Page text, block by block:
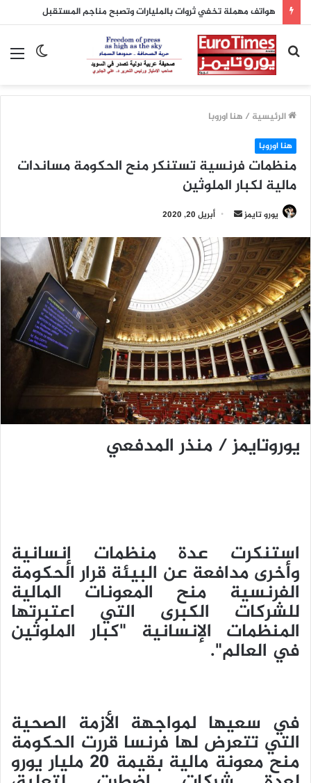
الوضع
بحث
عن
الرئيسية / هنا اوروبا
هنا اوروبا
منظمات فرنسية تستنكر منح الحكومة مساندات
مالية لكبار الملوثين
يورو تايمز
س
ل
ب
ر
ي
د
ا
إ
ل
ك
ت
أبريل 20, 2020
يوروتايمز / منذر المدفعي
استنكرت عدة منظمات إنسانية
وأخرى مدافعة عن البيئة قرار الحكومة
الفرنسية منح المعونات المالية
للشركات الكبرى التي اعتبرتها
المنظمات الإنسانية "كبار الملوثين
في العالم".
في سعيها لمواجهة الأزمة الصحية
التي تتعرض لها فرنسا قررت الحكومة
منح معونة مالية بقيمة 20 مليار يورو